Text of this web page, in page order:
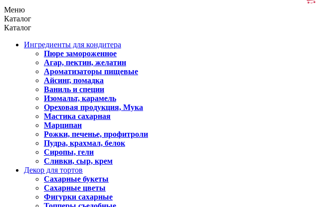
Меню
Каталог
Каталог
Ингредиенты для кондитера
Пюре замороженное
Агар, пектин, желатин
Ароматизаторы пищевые
Айсинг, помадка
Ваниль и специи
Изомальт, карамель
Ореховая продукция, Мука
Мастика сахарная
Марципан
Рожки, печенье, профитроли
Пудра, крахмал, белок
Сиропы, гели
Сливки, сыр, крем
Декор для тортов
Сахарные букеты
Сахарные цветы
Фигурки сахарные